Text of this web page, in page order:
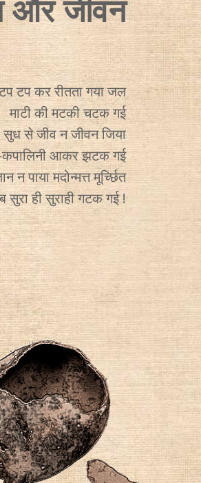
टप कर रीतता गया जल
माटी की मटकी चटक गई
से जीव न जीवन जिया
आकर झटक गई
न पाया मदोन्मत्त मूर्च्छित
सुरा ही सुराही गटक गई !